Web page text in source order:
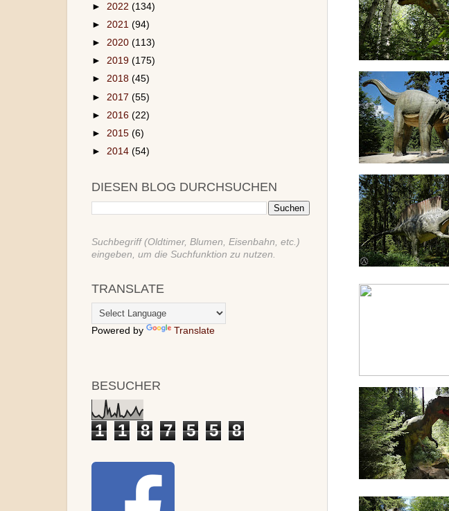
► 2022 (134)
► 2021 (94)
► 2020 (113)
► 2019 (175)
► 2018 (45)
► 2017 (55)
► 2016 (22)
► 2015 (6)
► 2014 (54)
DIESEN BLOG DURCHSUCHEN
Suchbegriff (Oldtimer, Blumen, Eisenbahn, etc.)
eingeben, um die Suchfunktion zu nutzen.
TRANSLATE
Powered by Translate
BESUCHER
1 1 8 7 5 5 8